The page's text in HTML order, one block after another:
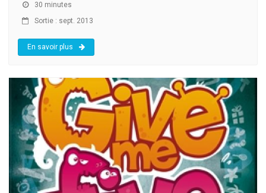
30 minutes
Sortie : sept. 2013
En savoir plus